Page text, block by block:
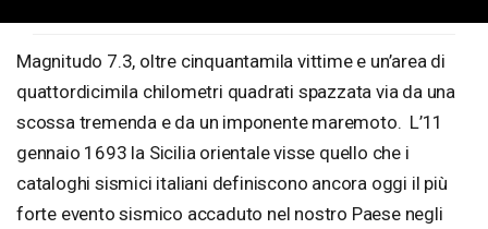
Magnitudo 7.3, oltre cinquantamila vittime e un’area di
quattordicimila chilometri quadrati spazzata via da una
scossa tremenda e da un imponente maremoto. L’11
gennaio 1693 la Sicilia orientale visse quello che i
cataloghi sismici italiani definiscono ancora oggi il più
forte evento sismico accaduto nel nostro Paese negli